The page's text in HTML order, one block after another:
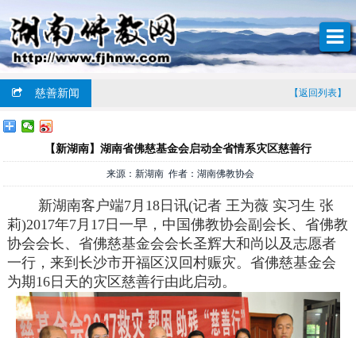
慈善新闻 【返回列表】
【新湖南】湖南省佛慈基金会启动全省情系灾区慈善行
来源：新湖南 作者：湖南佛教协会
新湖南客户端7月18日讯(记者 王为薇 实习生 张
莉)2017年7月17日一早，中国佛教协会副会长、省佛教
协会会长、省佛慈基金会会长圣辉大和尚以及志愿者
一行，来到长沙市开福区汉回村赈灾。省佛慈基金会
为期16日天的灾区慈善行由此启动。